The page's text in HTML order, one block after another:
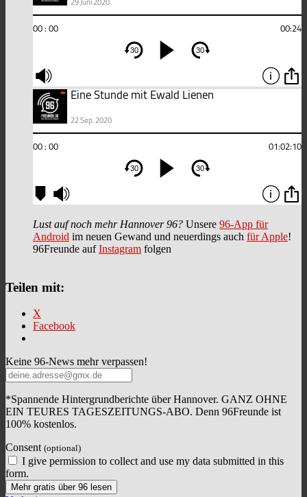
Lust auf noch mehr Hannover 96? Unsere 96-App für
Android im neuen Gewand und neuerdings auch für Apple!
96Freunde aufInstagram folgen
Teilen mit:
X
Facebook
Keine 96-News mehr verpassen!
*Spannende Hintergrundberichte über Hannover. GANZ OHNE
EIN TEURES TAGESZEITUNGS-ABO. Denn 96Freunde ist
100% kostenlos.
Consent (optional)
I give permission to collect and use my data submitted in this
form.
Mehr gratis über 96 lesen